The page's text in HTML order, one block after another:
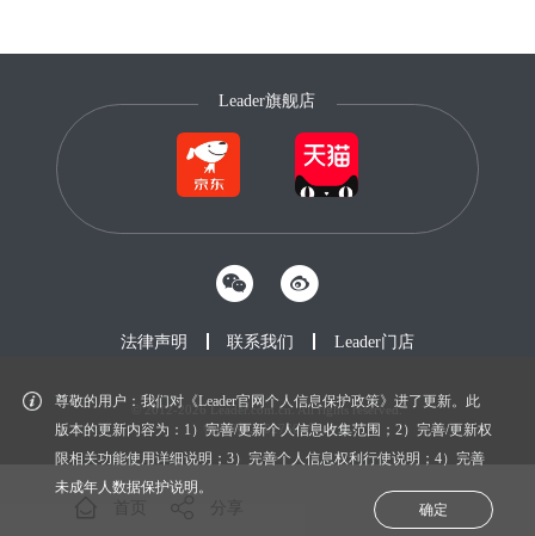
尊敬的用户：我们对《Leader官网个人信息保护政策》进了更新。此
版本的更新内容为：1）完善/更新个人信息收集范围；2）完善/更新权
限相关功能使用详细说明；3）完善个人信息权利行使说明；4）完善
未成年人数据保护说明。
确定
Leader旗舰店
法律声明 联系我们 Leader门店
© 2012-2026 Leader.com.cn. All rights reserved.
鲁ICP备20027604号-1